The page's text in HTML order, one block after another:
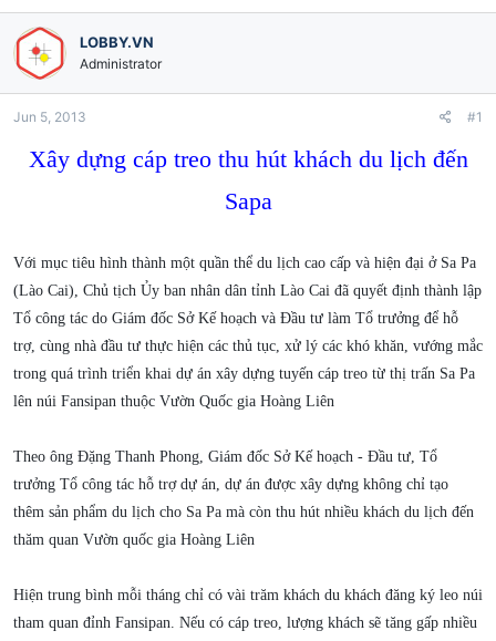
h
r
e
a
d
a
r
t
r
t
d
LOBBY.VN
Administrator
Jun 5, 2013 #1
Xây dựng cáp treo thu hút khách du lịch đến
Sapa
Với mục tiêu hình thành một quần thể du lịch cao cấp và hiện đại ở Sa Pa
(Lào Cai), Chủ tịch Ủy ban nhân dân tỉnh Lào Cai đã quyết định thành lập
Tổ công tác do Giám đốc Sở Kế hoạch và Đầu tư làm Tổ trưởng để hỗ
trợ, cùng nhà đầu tư thực hiện các thủ tục, xử lý các khó khăn, vướng mắc
trong quá trình triển khai dự án xây dựng tuyến cáp treo từ thị trấn Sa Pa
lên núi Fansipan thuộc Vườn Quốc gia Hoàng Liên
Theo ông Đặng Thanh Phong, Giám đốc Sở Kế hoạch - Đầu tư, Tổ
trưởng Tổ công tác hỗ trợ dự án, dự án được xây dựng không chỉ tạo
thêm sản phẩm du lịch cho Sa Pa mà còn thu hút nhiều khách du lịch đến
thăm quan Vườn quốc gia Hoàng Liên
Hiện trung bình mỗi tháng chỉ có vài trăm khách du khách đăng ký leo núi
tham quan đỉnh Fansipan. Nếu có cáp treo, lượng khách sẽ tăng gấp nhiều